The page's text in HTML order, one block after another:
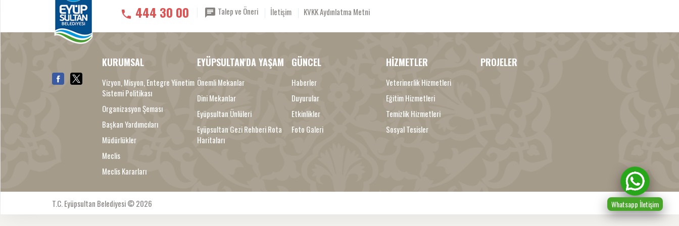
444 30 00 Talep ve Öneri İletişim KVKK Aydınlatma Metni
KURUMSAL
Vizyon, Misyon, Entegre Yönetim
Sistemi Politikası
Organizasyon Şeması
Başkan Yardımcıları
Müdürlükler
Meclis
Meclis Kararları
EYÜPSULTAN'DA YAŞAM
Önemli Mekanlar
Dini Mekanlar
Eyüpsultan Ünlüleri
Eyüpsultan Gezi Rehberi Rota
Haritaları
GÜNCEL
Haberler
Duyurular
Etkinlikler
Foto Galeri
HİZMETLER
Veterinerlik Hizmetleri
Eğitim Hizmetleri
Temizlik Hizmetleri
Sosyal Tesisler
PROJELER
T.C. Eyüpsultan Belediyesi © 2026 Whatsapp İletişim